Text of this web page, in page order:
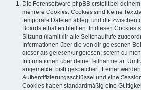
Die Forensoftware phpBB erstellt bei
mehrere Cookies. Cookies sind kleine
temporäre Dateien ablegt und die zwischen
Boards erhalten bleiben. In diesen Cookies
Sitzung (damit dir alle Seitenaufrufe
Informationen über die von dir gelesenen
dieser als gelesen/ungelesen; sofern du
Informationen über deine Teilnahme an
angemeldet bist) gespeichert. Ferner
Authentifizierungsschlüssel und eine
Cookies haben standardmäßig eine